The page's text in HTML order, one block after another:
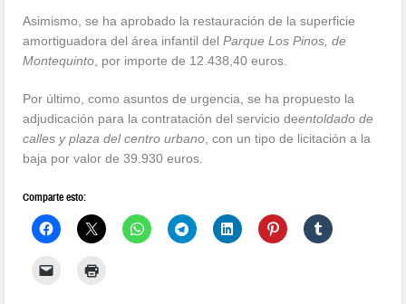
Asimismo, se ha aprobado la restauración de la superficie
amortiguadora del área infantil delParque Los Pinos, de
Montequinto , por importe de 12.438,40 euros.
Por último, como asuntos de urgencia, se ha propuesto la
adjudicación para la contratación del servicio deentoldado de
calles y plaza del centro urbano , con un tipo de licitación a la
baja por valor de 39.930 euros.
Comparte esto: